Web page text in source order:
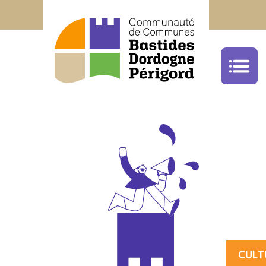
Office de Tourisme Bastides Dordogne
05.53.22.68.59
cliquez ici